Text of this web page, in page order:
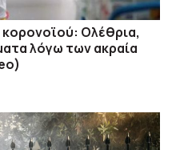
Ολέθρια,
λόγω των ακραία